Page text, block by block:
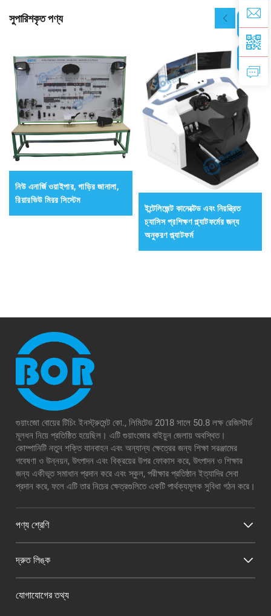
সুপারিশকৃত পণ্য
নিউ এনার্জি ওয়াইপার, গাড়ির জানালা,
রিয়ারভিউ মিরর সিস্টেম
ইন্টেলিজেন্ট কানেক্টেড এবং নিয়ন্ত্রিত
চ্যাসিস প্রশিক্ষণ প্ল্যাটফর্মের জন্য
অনুকরণ প্ল্যাটফর্ম
গুয়াংজো বোয়ের টিচিং ইনস্ট্রুমেন্ট কো., লিমিটেড 2018 সালে 50.8 লক্ষ রেজিস্টার্ড
মূলধন নিয়ে প্রতিষ্ঠিত হয়েছিল। এটি গুয়াংজোর বাইয়ুন জেলায় অবস্থিত।
কোম্পানিটি নতুন শক্তি যানবাহন এবং অন্যান্য ক্ষেত্রের জন্য শিক্ষা সরঞ্জামের
গবেষণা ও উন্নয়ন, উৎপাদন এবং বিক্রয়ের উপর ফোকাস করে, উৎপাদন ও শিক্ষার
জন্য একীভূত সমাধান প্রদান করে এবং স্কুল, পরীক্ষার প্রতিষ্ঠান ইত্যাদির সেবা
প্রদান করে, ফলে এটি তার নিচের ক্ষেত্রগুলিতে একটি পার্থক্যমূলক সুবিধা গঠন করে।
পণ্য শ্রেণি
দ্রুত লিঙ্ক
যোগাযোগের তথ্য